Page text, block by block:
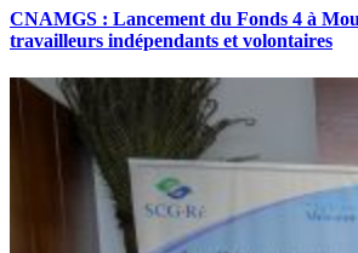
CNAMGS : Lancement du Fonds 4 à
travailleurs indépendants et volontaires